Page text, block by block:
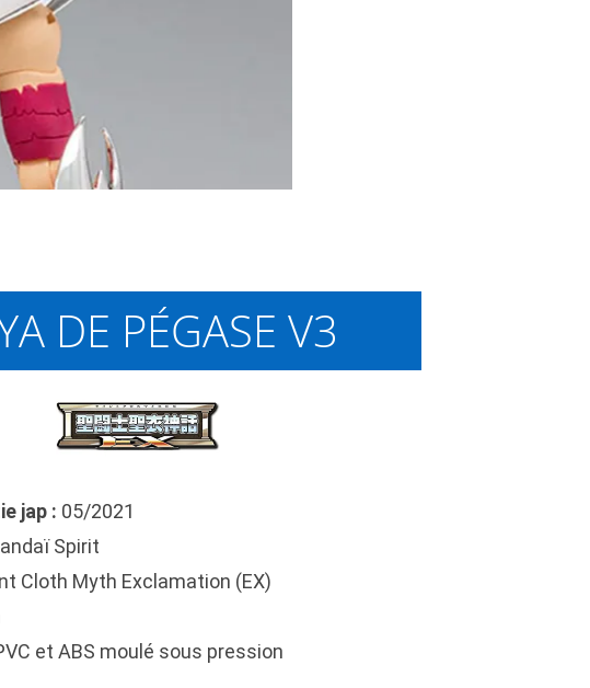
DE PÉGASE V3
jap : 05/2021
Spirit
Cloth Myth Exclamation (EX)
et ABS moulé sous pression